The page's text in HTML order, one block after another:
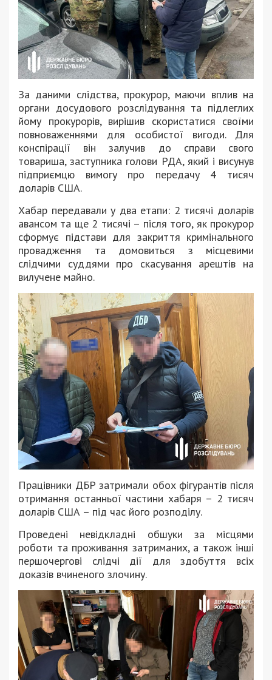
За даними слідства, прокурор, маючи вплив на
органи досудового розслідування та підлеглих
йому прокурорів, вирішив скористатися своїми
повноваженнями для особистої вигоди. Для
конспірації він залучив до справи свого
товариша, заступника голови РДА, який і висунув
підприємцю вимогу про передачу 4 тисяч
доларів США.
Хабар передавали у два етапи: 2 тисячі доларів
авансом та ще 2 тисячі – після того, як прокурор
сформує підстави для закриття кримінального
провадження та домовиться з місцевими
слідчими суддями про скасування арештів на
вилучене майно.
Працівники ДБР затримали обох фігурантів після
отримання останньої частини хабаря – 2 тисяч
доларів США – під час його розподілу.
Проведені невідкладні обшуки за місцями
роботи та проживання затриманих, а також інші
першочергові слідчі дії для здобуття всіх
доказів вчиненого злочину.